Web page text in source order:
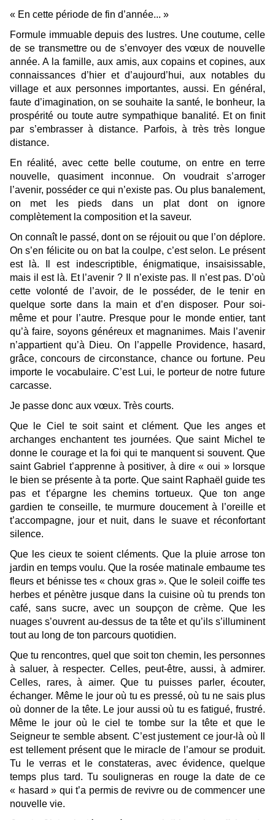
« En cette période de fin d’année... »
Formule immuable depuis des lustres. Une coutume, celle
de se transmettre ou de s’envoyer des vœux de nouvelle
année. A la famille, aux amis, aux copains et copines, aux
connaissances d’hier et d’aujourd’hui, aux notables du
village et aux personnes importantes, aussi. En général,
faute d’imagination, on se souhaite la santé, le bonheur, la
prospérité ou toute autre sympathique banalité. Et on finit
par s’embrasser à distance. Parfois, à très très longue
distance.
En réalité, avec cette belle coutume, on entre en terre
nouvelle, quasiment inconnue. On voudrait s’arroger
l’avenir, posséder ce qui n’existe pas. Ou plus banalement,
on met les pieds dans un plat dont on ignore
complètement la composition et la saveur.
On connaît le passé, dont on se réjouit ou que l’on déplore.
On s’en félicite ou on bat la coulpe, c’est selon. Le présent
est là. Il est indescriptible, énigmatique, insaisissable,
mais il est là. Et l’avenir ? Il n’existe pas. Il n’est pas. D’où
cette volonté de l’avoir, de le posséder, de le tenir en
quelque sorte dans la main et d’en disposer. Pour soi-
même et pour l’autre. Presque pour le monde entier, tant
qu’à faire, soyons généreux et magnanimes. Mais l’avenir
n’appartient qu’à Dieu. On l’appelle Providence, hasard,
grâce, concours de circonstance, chance ou fortune. Peu
importe le vocabulaire. C’est Lui, le porteur de notre future
carcasse.
Je passe donc aux vœux. Très courts.
Que le Ciel te soit saint et clément. Que les anges et
archanges enchantent tes journées. Que saint Michel te
donne le courage et la foi qui te manquent si souvent. Que
saint Gabriel t’apprenne à positiver, à dire « oui » lorsque
le bien se présente à ta porte. Que saint Raphaël guide tes
pas et t’épargne les chemins tortueux. Que ton ange
gardien te conseille, te murmure doucement à l’oreille et
t’accompagne, jour et nuit, dans le suave et réconfortant
silence.
Que les cieux te soient cléments. Que la pluie arrose ton
jardin en temps voulu. Que la rosée matinale embaume tes
fleurs et bénisse tes « choux gras ». Que le soleil coiffe tes
herbes et pénètre jusque dans la cuisine où tu prends ton
café, sans sucre, avec un soupçon de crème. Que les
nuages s’ouvrent au-dessus de ta tête et qu’ils s’illuminent
tout au long de ton parcours quotidien.
Que tu rencontres, quel que soit ton chemin, les personnes
à saluer, à respecter. Celles, peut-être, aussi, à admirer.
Celles, rares, à aimer. Que tu puisses parler, écouter,
échanger. Même le jour où tu es pressé, où tu ne sais plus
où donner de la tête. Le jour aussi où tu es fatigué, frustré.
Même le jour où le ciel te tombe sur la tête et que le
Seigneur te semble absent. C’est justement ce jour-là où Il
est tellement présent que le miracle de l’amour se produit.
Tu le verras et le constateras, avec évidence, quelque
temps plus tard. Tu souligneras en rouge la date de ce
« hasard » qui t’a permis de revivre ou de commencer une
nouvelle vie.